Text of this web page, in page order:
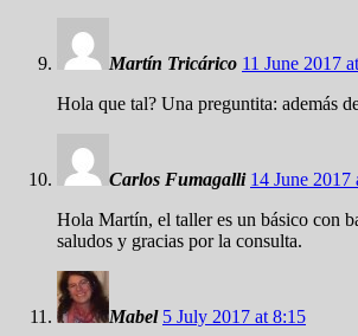
Martín Tricárico 11 June 2017
Hola que tal? Una preguntita: además
Carlos Fumagalli 14 June 2017
Hola Martín, el taller es un básico con
saludos y gracias por la consulta.
Mabel 5 July 2017 at 8:15